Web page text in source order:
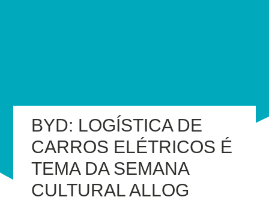
BYD: LOGÍSTICA DE
CARROS ELÉTRICOS É
TEMA DA SEMANA
CULTURAL ALLOG